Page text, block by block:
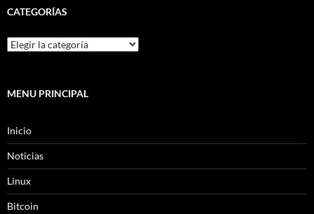
CATEGORÍAS
MENU PRINCIPAL
Inicio
Noticias
Linux
Bitcoin